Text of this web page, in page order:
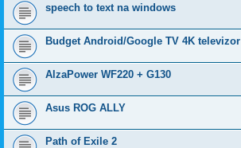
speech to text na windows
Budget Android/Google TV 4K televizor
AlzaPower WF220 + G130
Asus ROG ALLY
Path of Exile 2